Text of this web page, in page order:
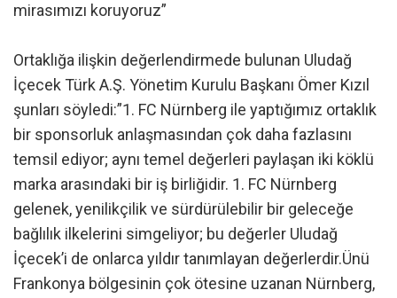
mirasımızı koruyoruz”
Ortaklığa ilişkin değerlendirmede bulunan Uludağ
İçecek Türk A.Ş. Yönetim Kurulu Başkanı Ömer Kızıl
şunları söyledi:”1. FC Nürnberg ile yaptığımız ortaklık
bir sponsorluk anlaşmasından çok daha fazlasını
temsil ediyor; aynı temel değerleri paylaşan iki köklü
marka arasındaki bir iş birliğidir. 1. FC Nürnberg
gelenek, yenilikçilik ve sürdürülebilir bir geleceğe
bağlılık ilkelerini simgeliyor; bu değerler Uludağ
İçecek’i de onlarca yıldır tanımlayan değerlerdir.Ünü
Frankonya bölgesinin çok ötesine uzanan Nürnberg,